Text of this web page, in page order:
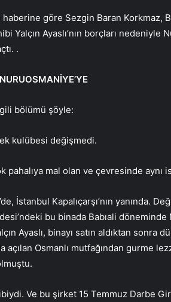
haberine göre Sezgin Baran Korkmaz,
Yalçın Ayaslı’nın borçları nedeniyle
.
bölümü şöyle:
kulübesi değişmedi.
pahalıya mal olan ve çevresinde aynı
İstanbul Kapalıçarşı’nın yanında.
bu binada Babıali
Ayaslı, binayı satın aldıktan sonra
açılan Osmanlı mutfağından gurme
Ve bu şirket 15 Temmuz Darbe